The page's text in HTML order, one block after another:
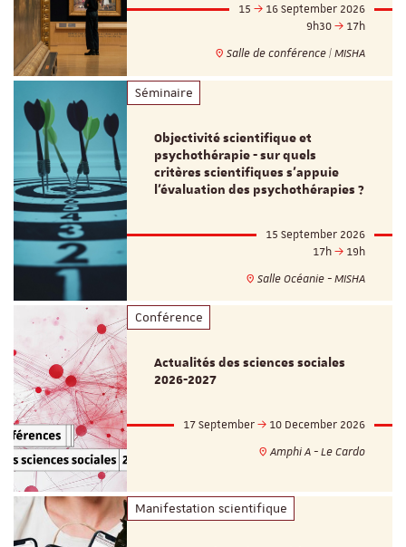
15
16 September 2026
9h30
17h
Salle de conférence | MISHA
Séminaire
Objectivité scientifique et
psychothérapie - sur quels
critères scientifiques s'appuie
l'évaluation des psychothérapies ?
15 September 2026
17h
19h
Salle Océanie - MISHA
Conférence
Actualités des sciences sociales
2026-2027
17 September
10 December 2026
Amphi A - Le Cardo
Manifestation scientifique